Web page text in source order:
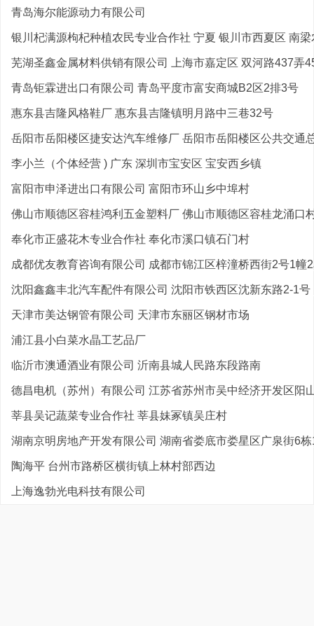
青岛海尔能源动力有限公司
银川杞满源枸杞种植农民专业合作社 宁夏 银川市西夏区 南梁
芜湖圣鑫金属材料供销有限公司 上海市嘉定区 双河路437弄
青岛钜霖进出口有限公司 青岛平度市富安商城B2区2排3号
惠东县吉隆风格鞋厂 惠东县吉隆镇明月路中三巷32号
岳阳市岳阳楼区捷安达汽车维修厂 岳阳市岳阳楼区公共交通
李小兰（个体经营 ) 广东 深圳市宝安区 宝安西乡镇
富阳市申泽进出口有限公司 富阳市环山乡中埠村
佛山市顺德区容桂鸿利五金塑料厂 佛山市顺德区容桂龙涌口
奉化市正盛花木专业合作社 奉化市溪口镇石门村
成都优友教育咨询有限公司 成都市锦江区梓潼桥西街2号1幢
沈阳鑫鑫丰北汽车配件有限公司 沈阳市铁西区沈新东路2-1号
天津市美达钢管有限公司 天津市东丽区钢材市场
浦江县小白菜水晶工艺品厂
临沂市澳通酒业有限公司 沂南县城人民路东段路南
德昌电机（苏州）有限公司 江苏省苏州市吴中经济开发区阳
莘县吴记蔬菜专业合作社 莘县妹冢镇吴庄村
湖南京明房地产开发有限公司 湖南省娄底市娄星区广泉街6栋
陶海平 台州市路桥区横街镇上林村部西边
上海逸勃光电科技有限公司